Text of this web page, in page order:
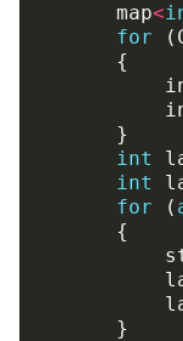
map<
for
(
{
}
int
int
for
(
{
}